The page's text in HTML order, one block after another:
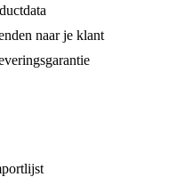
naar je klant